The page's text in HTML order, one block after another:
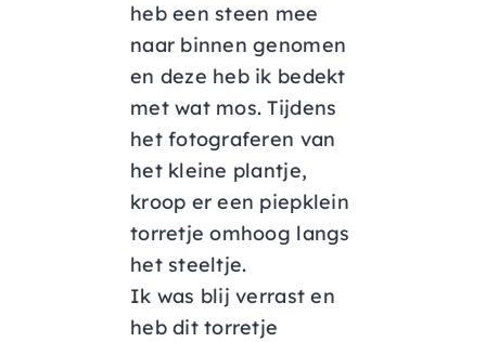
heb een steen mee
naar binnen genomen
en deze heb ik bedekt
met wat mos. Tijdens
het fotograferen van
het kleine plantje,
kroop er een piepklein
torretje omhoog langs
het steeltje.
Ik was blij verrast en
heb dit torretje